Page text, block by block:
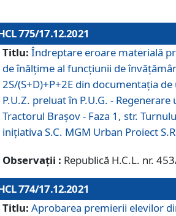
775/17.12.2021
Titlu: Îndreptare eroare materială
de înălţime al funcţiunii de
2S/(S+D)+P+2E din documentaţia
P.U.Z. preluat în P.U.G. -
Tractorul Braşov - Faza 1, str.
iniţiativa S.C. MGM Urban Proiect
Observații : Republică H.C.L. nr.
774/17.12.2021
Titlu: Aprobarea premierii elevilor